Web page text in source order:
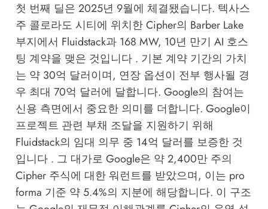
첫 번째 딜은 2025년 9월에 체결됐습니다. 텍사스
주 콜로라도 시티에 위치한 Cipher의 Barber Lake
부지에서 Fluidstack과 168 MW, 10년 만기 AI 호스
팅 계약을 맺은 것입니다 . 기본 계약 기간의 가치
는 약 30억 달러이며, 연장 옵션이 전부 행사될 경
우 최대 70억 달러에 달합니다. Google의 참여는
신용 측면에서 중요한 의미를 더합니다. Google이
프로젝트 관련 부채 조달을 지원하기 위해
Fluidstack의 임대 의무 중 14억 달러를 보증한 것
입니다 . 그 대가로 Google은 약 2,400만 주의
Cipher 주식에 대한 워런트를 받았으며, 이는 pro
forma 기준 약 5.4%의 지분에 해당합니다. 이 구조